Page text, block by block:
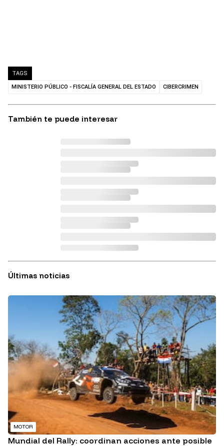
TAGS
MINISTERIO PÚBLICO - FISCALÍA GENERAL DEL ESTADO CIBERCRIMEN
También te puede interesar
Últimas noticias
MOTOR
Mundial del Rally: coordinan acciones ante posible